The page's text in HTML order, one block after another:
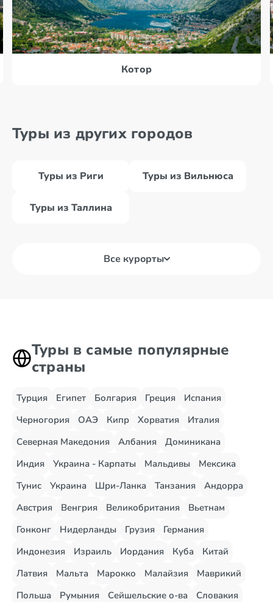
Котор
Туры из других городов
Туры из Риги Туры из Вильнюса
Туры из Таллина
Все курорты
Туры в самые популярные
страны
Турция Египет Болгария Греция
Испания
Черногория
ОАЭ Кипр Хорватия
Италия
Северная Македония
Албания
Доминикана
Индия
Украина - Карпаты Мальдивы
Мексика
Тунис
Украина Шри-Ланка Танзания
Андорра
Австрия
Венгрия Великобритания
Вьетнам
Гонконг
Нидерланды Грузия
Германия
Индонезия
Израиль Иордания Куба
Китай
Латвия
Мальта Марокко Малайзия
Маврикий
Польша
Румыния Сейшельские о-ва
Словакия